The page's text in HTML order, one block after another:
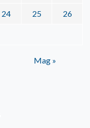
24 25 26
Mag »